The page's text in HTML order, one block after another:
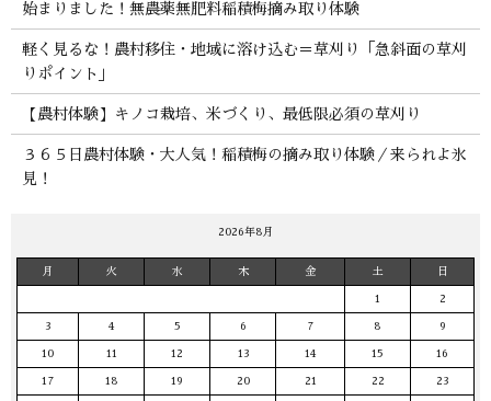
始まりました！無農薬無肥料稲積梅摘み取り体験
軽く見るな！農村移住・地域に溶け込む＝草刈り「急斜面の草刈
りポイント」
【農村体験】キノコ栽培、米づくり、最低限必須の草刈り
３６５日農村体験・大人気！稲積梅の摘み取り体験／来られよ氷
見！
2026年8月
月 火 水 木 金 土 日
1 2
3 4 5 6 7 8 9
10 11 12 13 14 15 16
17 18 19 20 21 22 23